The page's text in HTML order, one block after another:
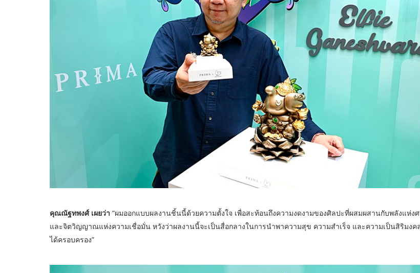
คุณณัฐทพงศ์ เผยว่า “ผมออกแบบผลงานชิ้นนี้ด้วยความตั้งใจ เพื่อสะท้อนถึงความงดงามของศิลปะที่ผสมผสานกับพลังแห่ง
และจิตวิญญาณแห่งความเชื่อมั่น หวังว่าผลงานนี้จะเป็นสื่อกลางในการนำพาความสุข ความสำเร็จ และความเป็นสิริมงค
ได้ครอบครอง”